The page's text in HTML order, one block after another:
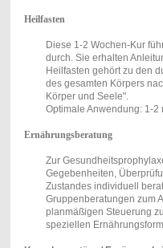
Heilfasten
Diese 1-2 Wochen-Kur
durch. Sie erhalten
Heilfasten gehört zu den
des gesamten Körpers
Körper und Seele".
Optimale Anwendung: 1-2
Ernährungsberatung
Zur
Gegebenheiten,
Zustandes individuell
Gruppenberatungen zum
planmäßigen Steuerung
speziellen